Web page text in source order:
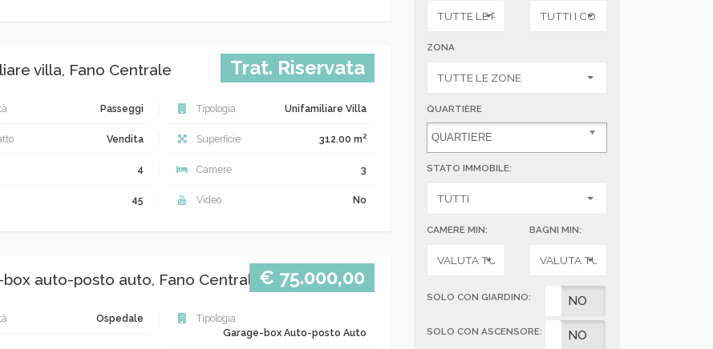
villa, Fano Centrale Trat. Riservata
Passeggi Tipologia Unifamiliare Villa
Vendita Superficie 312.00 m2
4 Camere 3
45 Video No
box auto-posto auto, Fano Centrale€ 75.000,00
Ospedale
Tipologia
Garage-box Auto-posto Auto
ZONA
QUARTIERE
STATO IMMOBILE:
CAMERE MIN: BAGNI MIN:
SOLO CON GIARDINO:
SI NO
SOLO CON ASCENSORE:
SI NO